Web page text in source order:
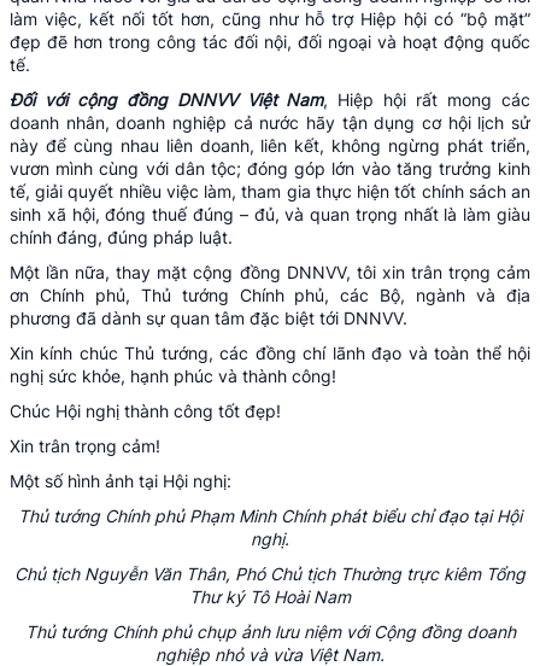
làm việc, kết nối tốt hơn, cũng như hỗ trợ Hiệp hội có “bộ mặt”
đẹp đẽ hơn trong công tác đối nội, đối ngoại và hoạt động quốc
tế.
Đốivới cộng đồng DNNVV Việt Nam, Hiệp hội rất mong các
doanh nhân, doanh nghiệp cả nước hãy tận dụng cơ hội lịch sử
này để cùng nhau liên doanh, liên kết, không ngừng phát triển,
vươn mình cùng với dân tộc; đóng góp lớn vào tăng trưởng kinh
tế, giải quyết nhiều việc làm, tham gia thực hiện tốt chính sách an
sinh xã hội, đóng thuế đúng – đủ, và quan trọng nhất là làm giàu
chính đáng, đúng pháp luật.
Một lần nữa, thay mặt cộng đồng DNNVV, tôi xin trân trọng cảm
ơn Chính phủ, Thủ tướng Chính phủ, các Bộ, ngành và địa
phương đã dành sự quan tâm đặc biệt tới DNNVV.
Xin kính chúc Thủ tướng, các đồng chí lãnh đạo và toàn thể hội
nghị sức khỏe, hạnh phúc và thành công!
Chúc Hội nghị thành công tốt đẹp!
Xin trân trọng cảm!
Một số hình ảnh tại Hội nghị:
Thủ tướng Chính phủ Phạm Minh Chính phát biểu chỉ đạo tại Hội
nghị.
Chủ tịch Nguyễn Văn Thân, Phó Chủ tịch Thường trực kiêm Tổng
Thư ký Tô Hoài Nam
Thủ tướng Chính phủ chụp ảnh lưu niệm với Cộng đồng doanh
nghiệp nhỏ và vừa Việt Nam.